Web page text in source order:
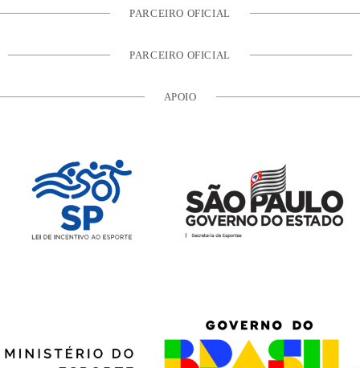
PARCEIRO OFICIAL
PARCEIRO OFICIAL
APOIO